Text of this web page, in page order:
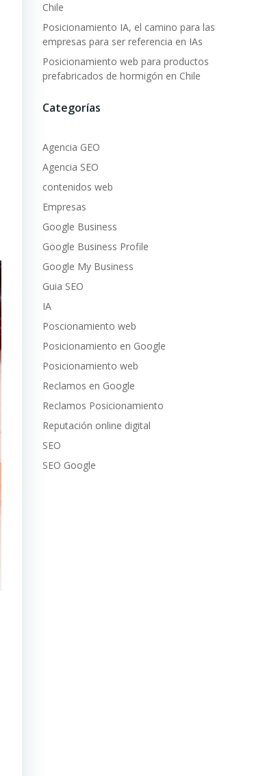
Chile
Posicionamiento IA, el camino para las
empresas para ser referencia en IAs
Posicionamiento web para productos
prefabricados de hormigón en Chile
Categorías
Agencia GEO
Agencia SEO
contenidos web
Empresas
Google Business
Google Business Profile
Google My Business
Guia SEO
IA
Poscionamiento web
Posicionamiento en Google
Posicionamiento web
Reclamos en Google
Reclamos Posicionamiento
Reputación online digital
SEO
SEO Google